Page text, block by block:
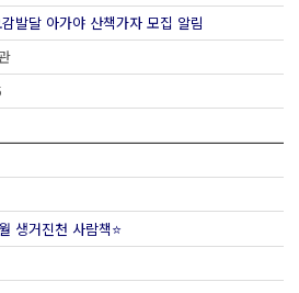
발달 아가야 산책가자 모집 알림
생거진천 사람책⭐